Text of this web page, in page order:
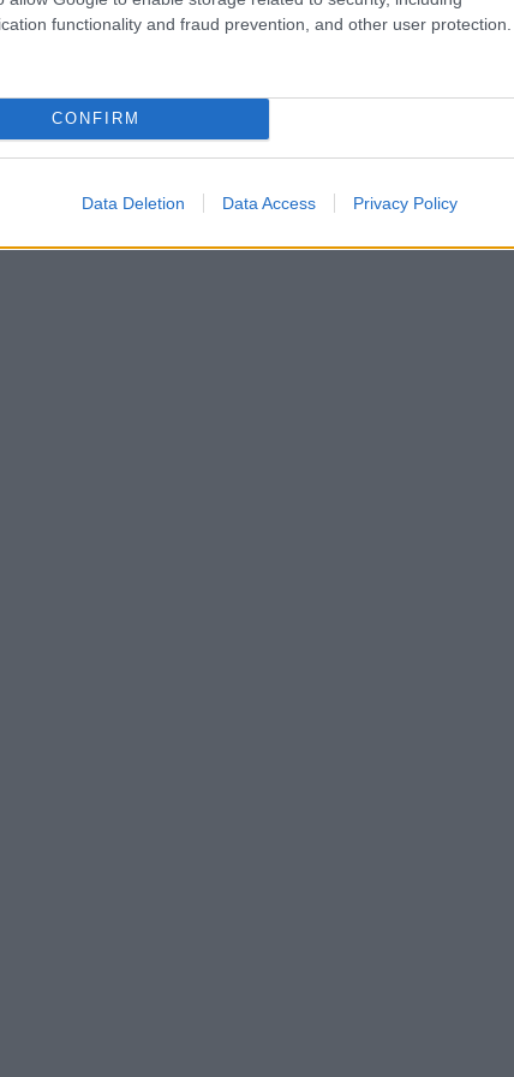
functionality and fraud prevention, and other user protection.
CONFIRM
Data Deletion Data Access Privacy Policy